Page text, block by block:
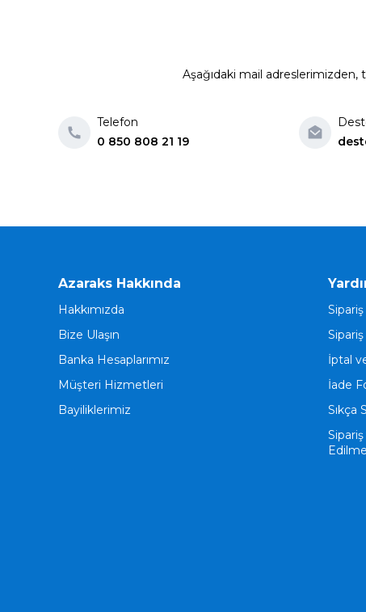
Aşağıdaki mail adreslerimizden,
Telefon
0 850 808 21 19
Azaraks Hakkında
Hakkımızda
Bize Ulaşın
Banka Hesaplarımız
Müşteri Hizmetleri
Bayiliklerimiz
İptal
İade
Sıkça